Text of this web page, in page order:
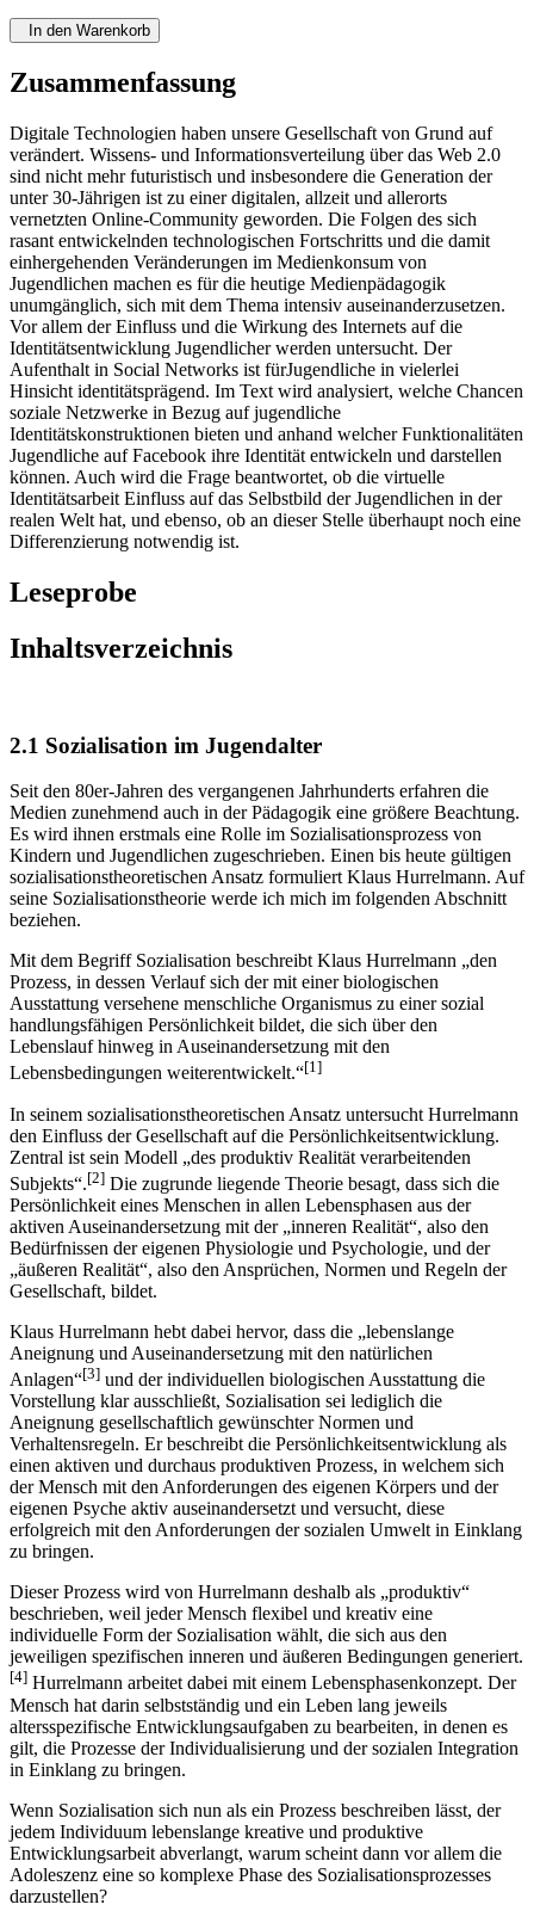
In den Warenkorb
Zusammenfassung
Digitale Technologien haben unsere Gesellschaft von Grund auf
verändert. Wissens- und Informationsverteilung über das Web 2.0
sind nicht mehr futuristisch und insbesondere die Generation der
unter 30-Jährigen ist zu einer digitalen, allzeit und allerorts
vernetzten Online-Community geworden. Die Folgen des sich
rasant entwickelnden technologischen Fortschritts und die damit
einhergehenden Veränderungen im Medienkonsum von
Jugendlichen machen es für die heutige Medienpädagogik
unumgänglich, sich mit dem Thema intensiv auseinanderzusetzen.
Vor allem der Einfluss und die Wirkung des Internets auf die
Identitätsentwicklung Jugendlicher werden untersucht. Der
Aufenthalt in Social Networks ist fürJugendliche in vielerlei
Hinsicht identitätsprägend. Im Text wird analysiert, welche Chancen
soziale Netzwerke in Bezug auf jugendliche
Identitätskonstruktionen bieten und anhand welcher Funktionalitäten
Jugendliche auf Facebook ihre Identität entwickeln und darstellen
können. Auch wird die Frage beantwortet, ob die virtuelle
Identitätsarbeit Einfluss auf das Selbstbild der Jugendlichen in der
realen Welt hat, und ebenso, ob an dieser Stelle überhaupt noch eine
Differenzierung notwendig ist.
Leseprobe
Inhaltsverzeichnis
2.1 Sozialisation im Jugendalter
Seit den 80er-Jahren des vergangenen Jahrhunderts erfahren die
Medien zunehmend auch in der Pädagogik eine größere Beachtung.
Es wird ihnen erstmals eine Rolle im Sozialisationsprozess von
Kindern und Jugend­li­chen zu­geschrieben. Einen bis heute gültigen
sozialisationstheoretischen Ansatz formuliert Klaus Hurrelmann. Auf
seine Sozialisationstheorie wer­de ich mich im folgenden Abschnitt
beziehen.
Mit dem Begriff Sozialisation beschreibt Klaus Hurrelmann „den
Prozess, in dessen Verlauf sich der mit einer biologischen
Ausstattung versehene menschliche Organismus zu einer sozial
handlungsfähigen Persönlichkeit bildet, die sich über den
Lebenslauf hinweg in Auseinandersetzung mit den
Lebensbedingungen weiter­entwickelt.“[1]
In seinem sozialisationstheoretischen Ansatz untersucht Hurrelmann
den Einfluss der Gesellschaft auf die Persönlichkeitsentwicklung.
Zentral ist sein Modell „des produktiv Realität verarbeitenden
Subjekts“.[2] Die zugrunde liegende Theorie besagt, dass sich die
Persönlichkeit eines Menschen in allen Lebensphasen aus der
aktiven Auseinandersetzung mit der „inneren Realität“, also den
Bedürfnissen der eigenen Physiologie und Psychologie, und der
„äußeren Realität“, also den Ansprüchen, Normen und Regeln der
Gesellschaft, bildet.
Klaus Hurrelmann hebt dabei hervor, dass die „lebenslange
Aneignung und Auseinandersetzung mit den natürlichen
Anlagen“[3] und der indi­vi­duel­len biologischen Ausstattung die
Vorstellung klar ausschließt, Sozialisation sei lediglich die
Aneignung gesellschaftlich gewünschter Normen und
Verhaltensregeln. Er beschreibt die Persönlichkeitsentwick­lung als
einen aktiven und durchaus produktiven Prozess, in welchem sich
der Mensch mit den Anforderungen des eigenen Körpers und der
eigenen Psyche aktiv auseinandersetzt und versucht, diese
erfolgreich mit den Anforderungen der sozialen Umwelt in Einklang
zu bringen.
Dieser Prozess wird von Hurrelmann deshalb als „produktiv“
beschrieben, weil jeder Mensch flexibel und kreativ eine
individuelle Form der So­zialisation wählt, die sich aus den
jeweiligen spezifischen inneren und äußeren Bedingungen generiert.
[4] Hurrelmann arbeitet dabei mit einem Lebensphasenkonzept. Der
Mensch hat darin selbstständig und ein Leben lang jeweils
altersspezifische Entwicklungsaufgaben zu bearbeiten, in de­nen es
gilt, die Prozesse der Individualisierung und der sozialen Inte­gration
in Einklang zu bringen.
Wenn Sozialisation sich nun als ein Prozess beschreiben lässt, der
jedem Individuum lebenslange kreative und produktive
Entwicklungsarbeit ab­verlangt, warum scheint dann vor allem die
Adoleszenz eine so kom­ple­xe Phase des Sozialisationsprozesses
darzustellen?